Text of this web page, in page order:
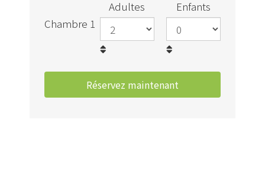
Chambre 1
Adultes Enfants